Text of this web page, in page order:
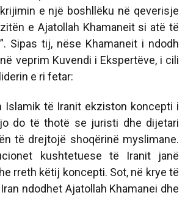
e një boshllëku në qeverisje
e Ajatollah Khamaneit si atë të
Sipas tij, nëse Khamaneit i ndodh
veprim Kuvendi i Ekspertëve, i cili
e ri fetar:
Islamik të Iranit ekziston koncepti i
do të thotë se juristi dhe dijetari
të drejtojë shoqërinë myslimane.
kushtetuese të Iranit janë
rreth këtij koncepti. Sot, në krye të
ndodhet Ajatollah Khamanei dhe